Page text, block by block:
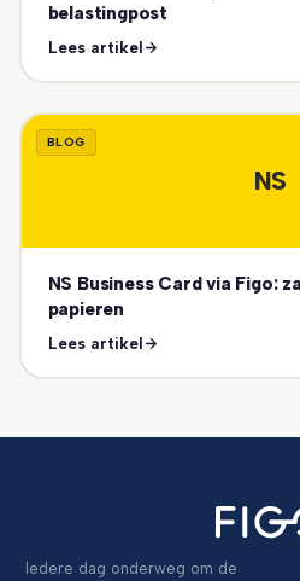
belastingpost
Lees artikel
BLOG
NS
NS Business Card via Figo:
papieren
Lees artikel
Iedere dag onderweg om de